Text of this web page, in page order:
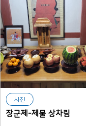
사진
장군제-제물 상차림